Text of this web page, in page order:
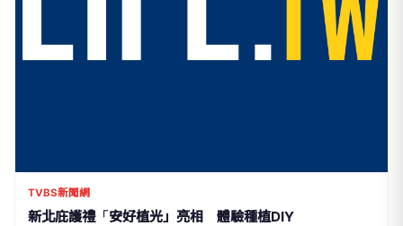
TVBS新聞網
新北庇護禮「安好植光」亮相 體驗種植DIY